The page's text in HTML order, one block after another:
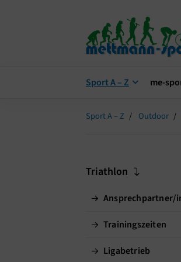
Sport A – Z me-
Sport A – Z Outdoor
Triathlon
Ansprechpartner/
Trainingszeiten
Ligabetrieb